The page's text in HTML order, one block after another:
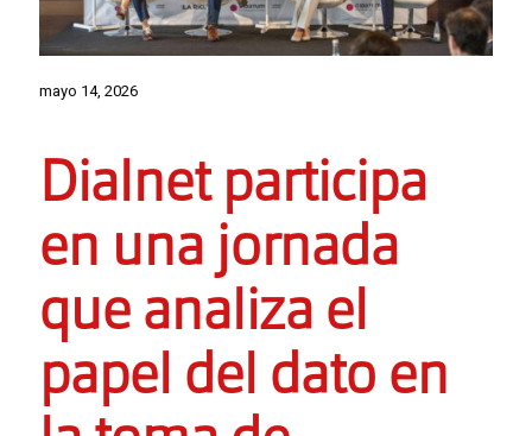
mayo 14, 2026
Dialnet participa
en una jornada
que analiza el
papel del dato en